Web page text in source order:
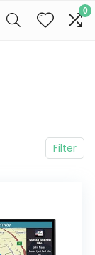
0
Filter